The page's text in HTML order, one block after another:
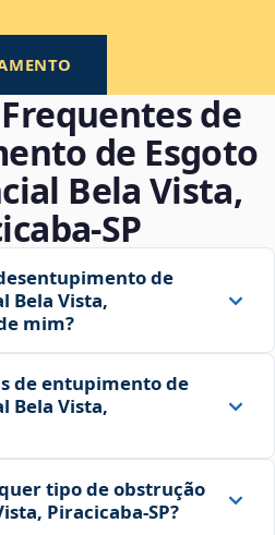
de
de Esgoto
Bela Vista,
de
Bela Vista,
mim?
de entupimento de
Bela Vista,
tipo de obstrução
Piracicaba‑SP?